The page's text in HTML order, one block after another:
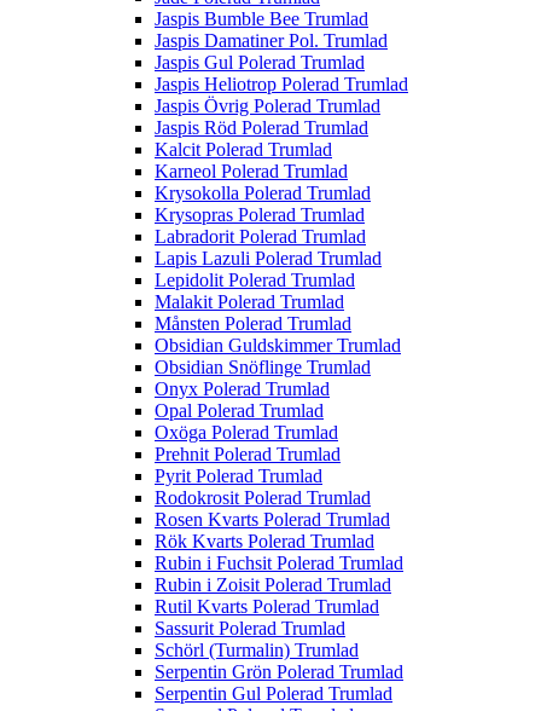
Jaspis Bumble Bee Trumlad
Jaspis Damatiner Pol. Trumlad
Jaspis Gul Polerad Trumlad
Jaspis Heliotrop Polerad Trumlad
Jaspis Övrig Polerad Trumlad
Jaspis Röd Polerad Trumlad
Kalcit Polerad Trumlad
Karneol Polerad Trumlad
Krysokolla Polerad Trumlad
Krysopras Polerad Trumlad
Labradorit Polerad Trumlad
Lapis Lazuli Polerad Trumlad
Lepidolit Polerad Trumlad
Malakit Polerad Trumlad
Månsten Polerad Trumlad
Obsidian Guldskimmer Trumlad
Obsidian Snöflinge Trumlad
Onyx Polerad Trumlad
Opal Polerad Trumlad
Oxöga Polerad Trumlad
Prehnit Polerad Trumlad
Pyrit Polerad Trumlad
Rodokrosit Polerad Trumlad
Rosen Kvarts Polerad Trumlad
Rök Kvarts Polerad Trumlad
Rubin i Fuchsit Polerad Trumlad
Rubin i Zoisit Polerad Trumlad
Rutil Kvarts Polerad Trumlad
Sassurit Polerad Trumlad
Schörl (Turmalin) Trumlad
Serpentin Grön Polerad Trumlad
Serpentin Gul Polerad Trumlad